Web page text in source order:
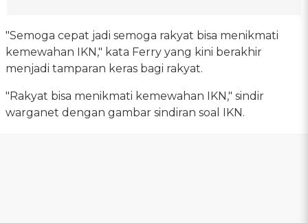
"Semoga cepat jadi semoga rakyat bisa menikmati
kemewahan IKN," kata Ferry yang kini berakhir
menjadi tamparan keras bagi rakyat.
"Rakyat bisa menikmati kemewahan IKN," sindir
warganet dengan gambar sindiran soal IKN.